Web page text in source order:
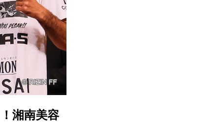
湘南美容